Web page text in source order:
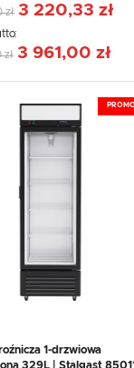
zł 3 220,33 zł
zł 3 961,00 zł
1-drzwiowa
329L | Stalgast